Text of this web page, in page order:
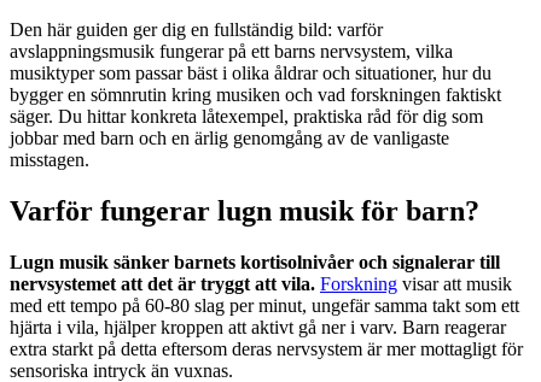
Den här guiden ger dig en fullständig bild: varför
avslappningsmusik fungerar på ett barns nervsystem, vilka
musiktyper som passar bäst i olika åldrar och situationer, hur du
bygger en sömnrutin kring musiken och vad forskningen faktiskt
säger. Du hittar konkreta låtexempel, praktiska råd för dig som
jobbar med barn och en ärlig genomgång av de vanligaste
misstagen.
Varför fungerar lugn musik för barn?
Lugn musik sänker barnets kortisolnivåer och signalerar till
nervsystemet att det är tryggt att vila. Forskning visar att musik
med ett tempo på 60-80 slag per minut, ungefär samma takt som ett
hjärta i vila, hjälper kroppen att aktivt gå ner i varv. Barn reagerar
extra starkt på detta eftersom deras nervsystem är mer mottagligt för
sensoriska intryck än vuxnas.